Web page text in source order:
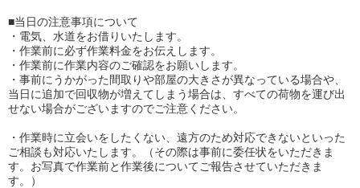
■当日の注意事項について
・電気、水道をお借りいたします。
・作業前に必ず作業料金をお伝えします。
・作業前に作業内容のご確認をお願いします。
・事前にうかがった間取りや部屋の大きさが異なっている場合や、
当日に追加で回収物が増えてしまう場合は、すべての荷物を運び出
せない場合がございますのでご注意ください。
・作業時に立会いをしたくない、遠方のため対応できないといった
ご相談も対応いたします。（その際は事前に委任状をいただきま
す。お写真で作業前と作業後についてご報告させていただきま
す。）